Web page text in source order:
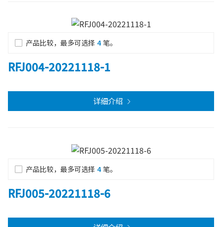
产品比较，最多可选择 4 笔。
RFJ004-20221118-1
详细介绍
产品比较，最多可选择 4 笔。
RFJ005-20221118-6